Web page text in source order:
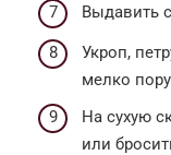
Выдавить
Укроп,
мелко
На сухую
или